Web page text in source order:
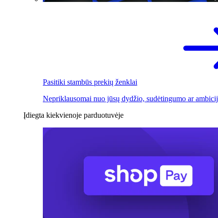
Pasitiki stambūs prekių ženklai
Nepriklausomai nuo jūsų dydžio, sudėtingumo ar
Įdiegta kiekvienoje parduotuvėje